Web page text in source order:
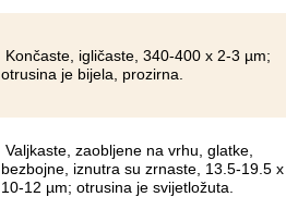
Končaste, igličaste, 340-400 x 2-3 µm;
otrusina je bijela, prozirna.
Valjkaste, zaobljene na vrhu, glatke,
bezbojne, iznutra su zrnaste, 13.5-19.5 x
10-12 µm; otrusina je svijetložuta.